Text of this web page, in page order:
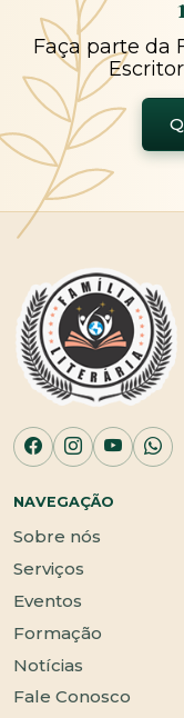
Faça parte da
NAVEGAÇÃO
Sobre nós
Serviços
Eventos
Formação
Notícias
Fale Conosco